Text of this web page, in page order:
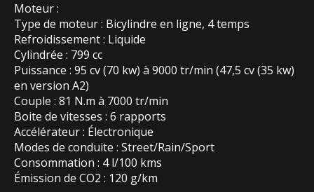
Moteur :
Type de moteur : Bicylindre en ligne, 4 temps
Refroidissement : Liquide
Cylindrée : 799 cc
Puissance : 95 cv (70 kw) à 9000 tr/min (47,5 cv (35 kw)
en version A2)
Couple : 81 N.m à 7000 tr/min
Boite de vitesses : 6 rapports
Accélérateur : Électronique
Modes de conduite : Street/Rain/Sport
Consommation : 4 l/100 kms
Émission de CO2 : 120 g/km